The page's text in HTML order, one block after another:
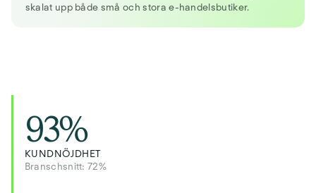
skalat upp både små och stora e-handelsbutiker.
93%
KUNDNÖJDHET
Branschsnitt: 72%